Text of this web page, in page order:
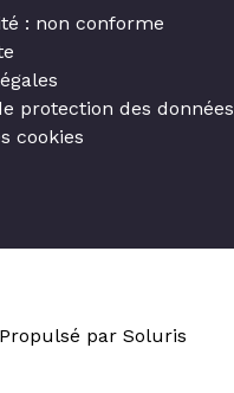
: non conforme
protection des données
cookies
par Soluris